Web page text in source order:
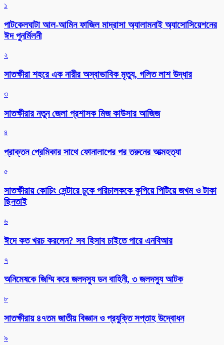
১
পাটকেলঘাটা আল-আমিন ফাজিল মাদ্রাসা অ্যালামনাই অ্যাসোসিয়েশনের
ঈদ পুনর্মিলনী
২
সাতক্ষীরা শহরে এক নারীর অস্বাভাবিক মৃত্যু, গলিত লাশ উদ্ধার
৩
সাতক্ষীরার নতুন জেলা প্রশাসক মিজ কাউসার আজিজ
৪
প্রাক্তন প্রেমিকার সাথে ফোনালাপের পর তরুনের আত্মহত্যা
৫
সাতক্ষীরায় কোচিং সেন্টারে ঢুকে পরিচালককে কুপিয়ে পিটিয়ে জখম ও টাকা
ছিনতাই
৬
ঈদে কত খরচ করলেন? সব হিসাব চাইতে পারে এনবিআর
৭
অনিমেষকে জিম্মি করে জলদস্যু ডন বাহিনী, ৩ জলদস্যু আটক
৮
সাতক্ষীরায় ৪৭তম জাতীয় বিজ্ঞান ও প্রযুক্তি সপ্তাহ উদ্বোধন
৯